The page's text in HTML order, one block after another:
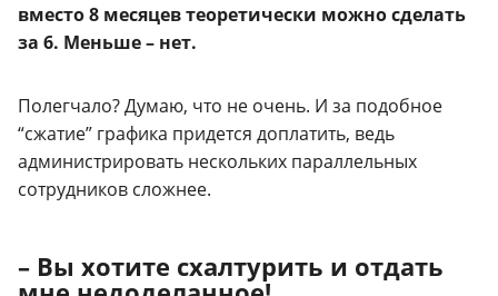
вместо 8 месяцев теоретически можно сделать
за 6. Меньше – нет.
Полегчало? Думаю, что не очень. И за подобное
“сжатие” графика придется доплатить, ведь
администрировать нескольких параллельных
сотрудников сложнее.
– Вы хотите схалтурить и отдать